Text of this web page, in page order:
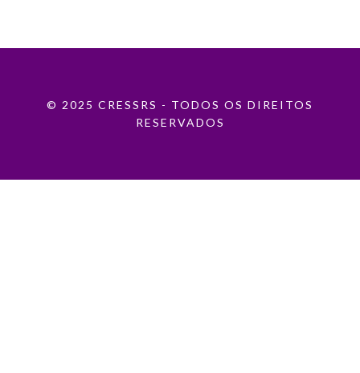
© 2025 CRESSRS - TODOS OS DIREITOS
RESERVADOS